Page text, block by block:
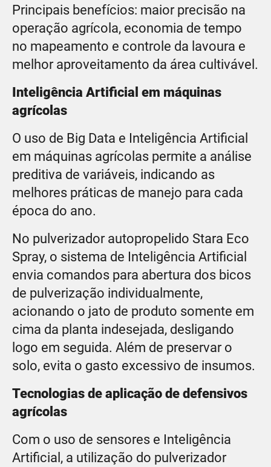
Principais benefícios: maior precisão na
operação agrícola, economia de tempo
no mapeamento e controle da lavoura e
melhor aproveitamento da área cultivável.
Inteligência Artificial em máquinas
agrícolas
O uso de Big Data e Inteligência Artificial
em máquinas agrícolas permite a análise
preditiva de variáveis, indicando as
melhores práticas de manejo para cada
época do ano.
No pulverizador autopropelido Stara Eco
Spray, o sistema de Inteligência Artificial
envia comandos para abertura dos bicos
de pulverização individualmente,
acionando o jato de produto somente em
cima da planta indesejada, desligando
logo em seguida. Além de preservar o
solo, evita o gasto excessivo de insumos.
Tecnologias de aplicação de defensivos
agrícolas
Com o uso de sensores e Inteligência
Artificial, a utilização do pulverizador